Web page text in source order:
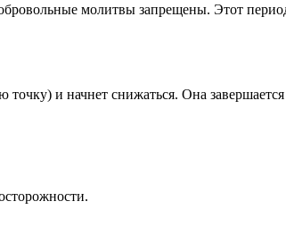
молитвы запрещены. Этот
и начнет снижаться. Она